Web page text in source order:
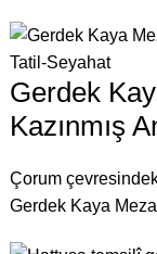
Tatil-Seyahat
Gerdek
Kazınmış
Çorum
Gerdek Kaya